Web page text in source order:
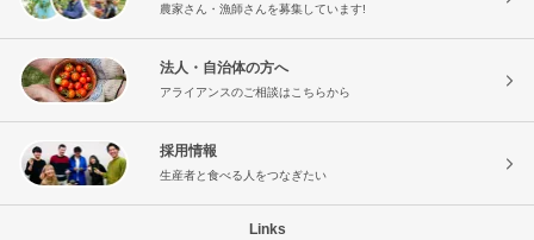
農家さん・漁師さんを募集しています!
法人・自治体の方へ
アライアンスのご相談はこちらから
採用情報
生産者と食べる人をつなぎたい
Links